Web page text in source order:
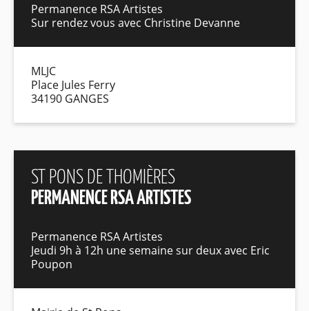
Permanence RSA Artistes
Sur rendez vous avec Christine Devanne
MLJC
Place Jules Ferry
34190 GANGES
ST PONS DE THOMIÈRES
PERMANENCE RSA ARTISTES
Permanence RSA Artistes
Jeudi 9h à 12h une semaine sur deux avec Eric
Poupon